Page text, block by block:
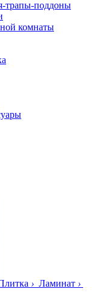
трапы-поддоны
комнаты
› Ламинат ›